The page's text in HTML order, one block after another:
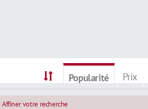
Popularité Prix
Affiner votre recherche